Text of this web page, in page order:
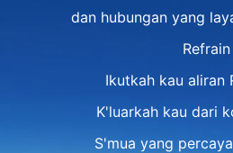
dan hubungan yang
Refrain
Ikutkah kau aliran
K'luarkah kau dari
S'mua yang